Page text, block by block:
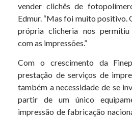
vender clichês de
Edmur. “Mas foi muito positivo.
própria clicheria nos
com as impressões.”
Com o crescimento da
prestação de serviços de
também a necessidade de se
partir de um único
impressão de fabricação